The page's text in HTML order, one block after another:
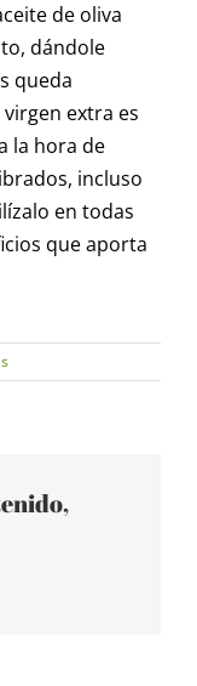
de oliva
dándole
queda
extra es
la hora de
incluso
en todas
que aporta